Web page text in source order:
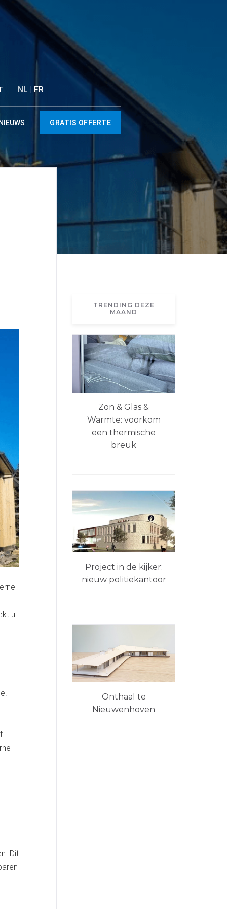
NL | FR
NIEUWS GRATIS OFFERTE
u
Dit
TRENDING DEZE
MAAND
Zon & Glas &
Warmte: voorkom
een thermische
breuk
Project in de kijker:
nieuw politiekantoor
Onthaal te
Nieuwenhoven